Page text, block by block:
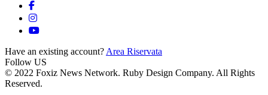
Have an existing account? Area Riservata
Follow US
© 2022 Foxiz News Network. Ruby Design Company. All Rights
Reserved.